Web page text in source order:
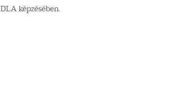
DLA képzésében.